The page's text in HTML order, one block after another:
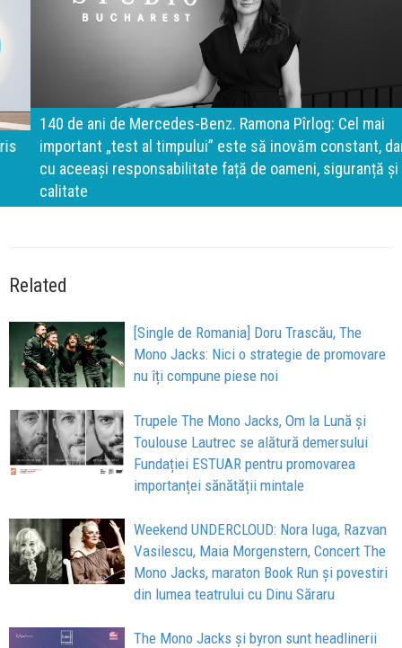
140 de ani de Mercedes-Benz. Ramona Pîrlog: Cel mai
important „test al timpului” este să inovăm constant, dar
cu aceeași responsabilitate față de oameni, siguranță și
calitate
Related
[Single de Romania] Doru Trascău, The
Mono Jacks: Nici o strategie de promovare
nu îți compune piese noi
Trupele The Mono Jacks, Om la Lună și
Toulouse Lautrec se alătură demersului
Fundației ESTUAR pentru promovarea
importanței sănătății mintale
Weekend UNDERCLOUD: Nora Iuga, Razvan
Vasilescu, Maia Morgenstern, Concert The
Mono Jacks, maraton Book Run și povestiri
din lumea teatrului cu Dinu Săraru
The Mono Jacks și byron sunt headlinerii